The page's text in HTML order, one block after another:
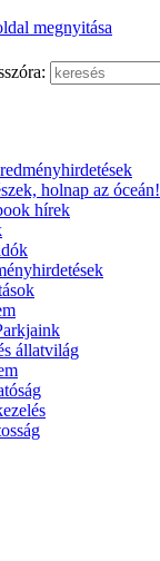
holnap az óceán!
hírek
állatvilág